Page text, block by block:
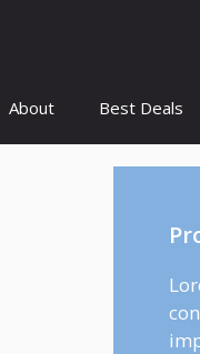
About Best Deals